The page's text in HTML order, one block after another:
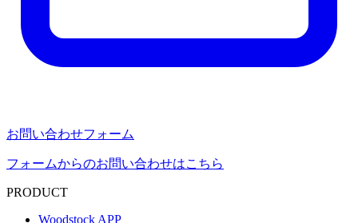
お問い合わせフォーム
フォームからのお問い合わせはこちら
PRODUCT
Woodstock APP